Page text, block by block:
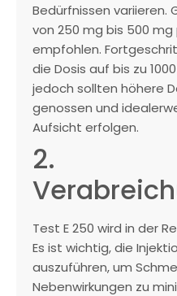
Bedürfnissen variieren.
von 250 mg bis 500
empfohlen.
die Dosis auf bis zu
jedoch sollten höhere
genossen und
Aufsicht erfolgen.
2.
Test E 250 wird in der
Es ist wichtig, die
auszuführen, um
Nebenwirkungen zu